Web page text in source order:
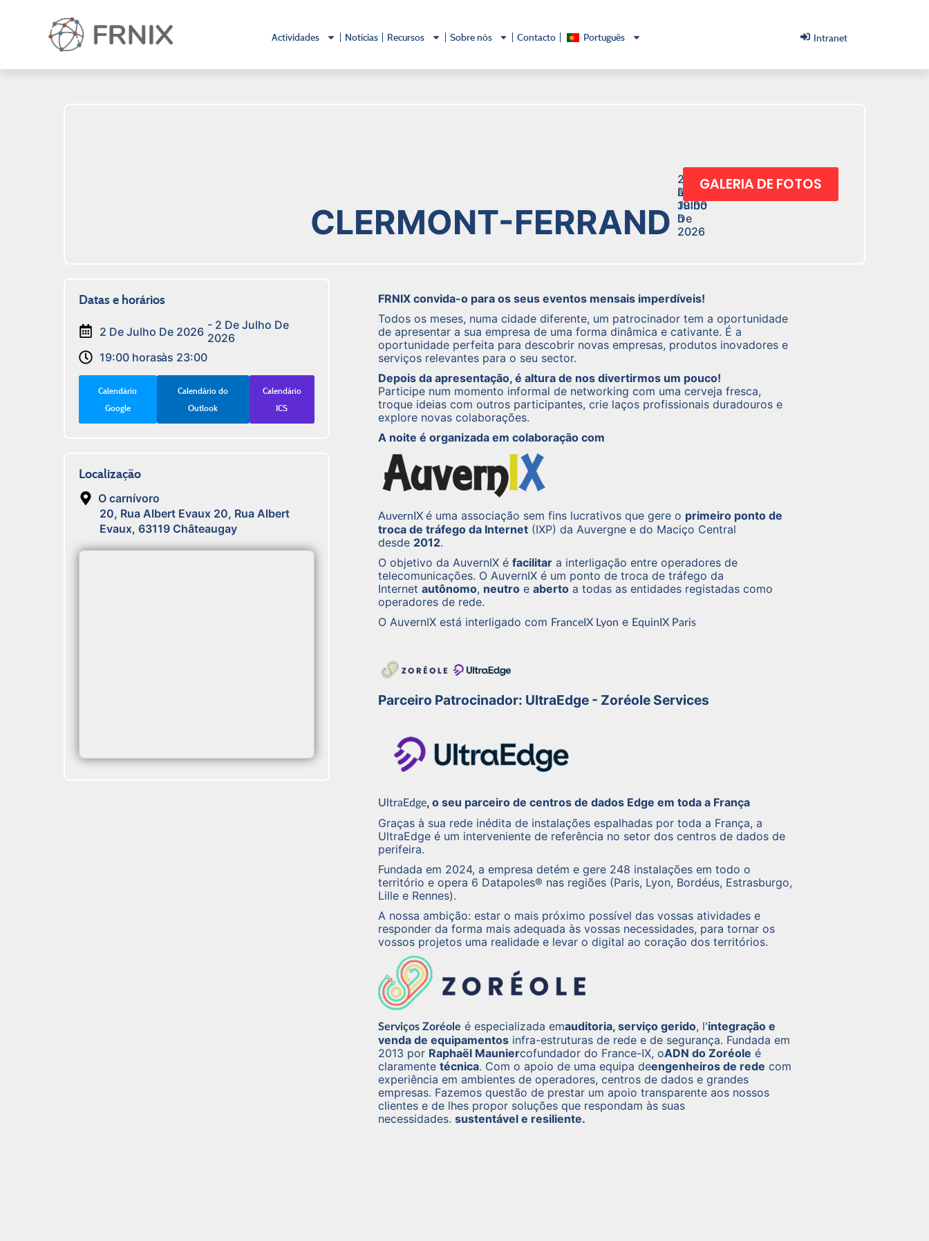
Actividades Notícias Recursos Sobre nós Contacto Português Intranet
CLERMONT-FERRAND
2
De
Julho
De
2026
às
19:00
h
GALERIA DE FOTOS
Datas e horários
2 De Julho De 2026 - 2 De Julho De
2026
19:00 horasàs 23:00
Calendário
Google
Calendário do
Outlook
Calendário
ICS
Localização
O carnívoro
20, Rua Albert Evaux 20, Rua Albert
Evaux, 63119 Châteaugay
FRNIX convida-o para os seus eventos mensais imperdíveis!
Todos os meses, numa cidade diferente, um patrocinador tem a oportunidade
de apresentar a sua empresa de uma forma dinâmica e cativante. É a
oportunidade perfeita para descobrir novas empresas, produtos inovadores e
serviços relevantes para o seu sector.
Depois da apresentação, é altura de nos divertirmos um pouco!
Participe num momento informal de networking com uma cerveja fresca,
troque ideias com outros participantes, crie laços profissionais duradouros e
explore novas colaborações.
A noite é organizada em colaboração com
AuvernIX é uma associação sem fins lucrativos que gere o primeiro ponto de
troca de tráfego da Internet(IXP) da Auvergne e do Maciço Central
desde 2012.
O objetivo da AuvernIX é facilitara interligação entre operadores de
telecomunicações. O AuvernIX é um ponto de troca de tráfego da
Internet autônomo, neutroe abertoa todas as entidades registadas como
operadores de rede.
O AuvernIX está interligado com FranceIX Lyon e EquinIX Paris
Parceiro Patrocinador: UltraEdge - Zoréole Services
UltraEdge, o seu parceiro de centros de dados Edge em toda a França
Graças à sua rede inédita de instalações espalhadas por toda a França, a
UltraEdge é um interveniente de referência no setor dos centros de dados de
perifeira.
Fundada em 2024, a empresa detém e gere 248 instalações em todo o
território e opera 6 Datapoles® nas regiões (Paris, Lyon, Bordéus, Estrasburgo,
Lille e Rennes).
A nossa ambição: estar o mais próximo possível das vossas atividades e
responder da forma mais adequada às vossas necessidades, para tornar os
vossos projetos uma realidade e levar o digital ao coração dos territórios.
Serviços Zoréole é especializada emauditoria, serviço gerido, l'integração e
venda de equipamentosinfra-estruturas de rede e de segurança. Fundada em
2013 por Raphaël Mauniercofundador do France-IX, oADN do Zoréole é
claramente técnica. Com o apoio de uma equipa deengenheiros de rede com
experiência em ambientes de operadores, centros de dados e grandes
empresas. Fazemos questão de prestar um apoio transparente aos nossos
clientes e de lhes propor soluções que respondam às suas
necessidades. sustentável e resiliente.